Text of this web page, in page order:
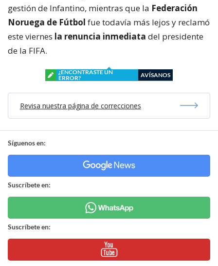
gestión de Infantino, mientras que la Federación
Noruega de Fútbol fue todavía más lejos y reclamó
este viernes la renuncia inmediata del presidente
de la FIFA.
¿ENCONTRASTE UN
ERROR?
AVÍSANOS
Revisa nuestra página de correcciones
Síguenos en:
Suscríbete en:
Suscríbete en: